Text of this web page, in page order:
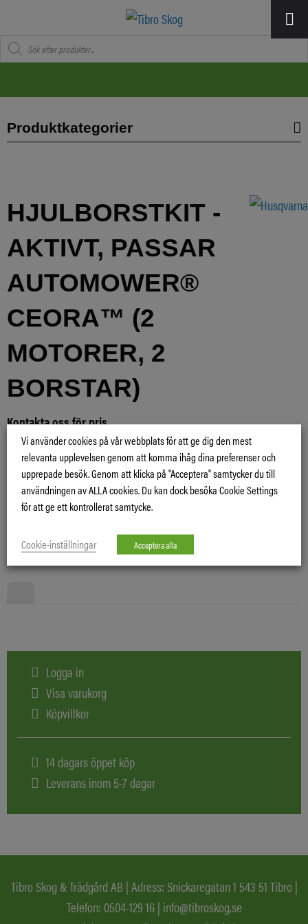
Produktsökning
Produktkategorier
HJULBORSTKIT -
AKTIVT, PASSAR
AUTOMOWER®
CEORA™ (2
MOTORER, 2
BORSTAR)
Kontakta oss för pris
Artikelnr:5293189-01
Kategori:Tillbehör robotklippare
Tillverkare:Husqvarna
Skriv ut produktinformationen
Logga in
Visa varukorg
Köpvillkor
14 dagars öppet köp
Leverans inom 5-7 dagar
Tibro Skog & Trädgård AB | Adress: Snickaregatan 1 543 51 Tibro |
Telefon: 0504-129 16| info@tibroskog.se
Vi använder cookies på vår webbplats för att ge dig den mest
relevanta upplevelsen genom att komma ihåg dina preferenser och
upprepade besök. Genom att klicka på "Acceptera" samtycker du till
användningen av ALLA cookies. Du kan dock besöka Cookie Settings
för att ge ett kontrollerat samtycke.
Cookie-inställningar Acceptera alla